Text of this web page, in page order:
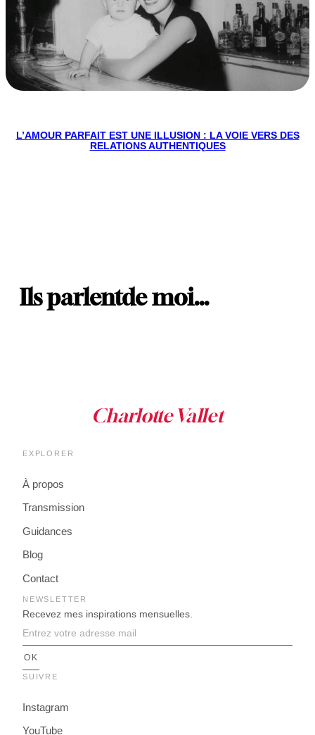
L’AMOUR PARFAIT EST UNE ILLUSION : LA VOIE VERS DES
RELATIONS AUTHENTIQUES
Ils parlentde moi…
EXPLORER
À propos
Transmission
Guidances
Blog
Contact
NEWSLETTER
Recevez mes inspirations mensuelles.
SUIVRE
Instagram
YouTube